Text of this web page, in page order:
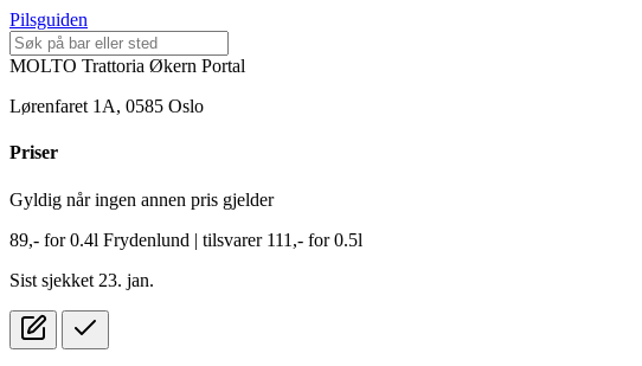
Pilsguiden
MOLTO Trattoria Økern Portal
Lørenfaret 1A, 0585 Oslo
Priser
Gyldig når ingen annen pris gjelder
89,- for0.4l Frydenlund | tilsvarer 111,- for 0.5l
Sist sjekket 23. jan.